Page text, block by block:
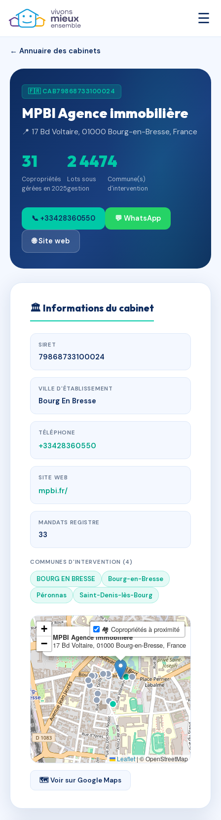
☰
← Annuaire des cabinets
🇫🇷 CAB79868733100024
MPBI Agence immobilière
📍 17 Bd Voltaire, 01000 Bourg-en-Bresse, France
31
Copropriétés
gérées en 2025
2 447
Lots sous
gestion
4
Commune(s)
d'intervention
📞 +33428360550 💬 WhatsApp
🌐 Site web
🏛 Informations du cabinet
SIRET
79868733100024
VILLE D'ÉTABLISSEMENT
Bourg En Bresse
TÉLÉPHONE
+33428360550
SITE WEB
mpbi.fr/
MANDATS REGISTRE
33
COMMUNES D'INTERVENTION (4)
BOURG EN BRESSE
Bourg-en-Bresse
Péronnas
Saint-Denis-lès-Bourg
MPBI Agence immobilière
17 Bd Voltaire, 01000 Bourg-en-Bresse, France
+
−
🏘 Copropriétés à proximité
Leaflet|© OpenStreetMap
🗺 Voir sur Google Maps